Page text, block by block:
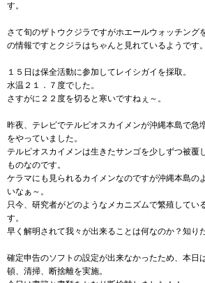
す。
さて旬のザトウクジラですがホエールウォッチング
の情報ですとクジラはちゃんと見れているようです。
１５日は保全活動に参加してレイシガイを採取。
水温２１．７度でした。
さすがに２２度を切ると寒いですねぇ～。
昨夜、テレビでテルピオスカイメンが沖縄本島で急
をやっていました。
テルピオスカイメンは生きたサンゴを少しずつ被覆
ものなのです。
ケラマにも見られるカイメンなのですが沖縄本島の
いなぁ～。
只今、研究者がどのようなメカニズムで繁殖してい
す。
早く解明されて我々が出来ることは何なのか？知り
確定申告のソフトの設定が出来なかったため、本日
頓、清掃、断捨離を実施。